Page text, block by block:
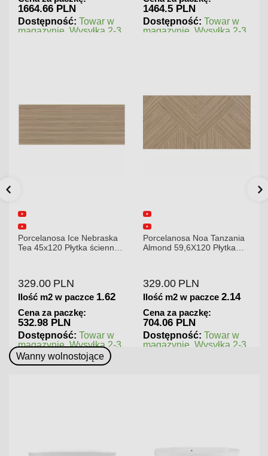
1464.5 PLN
Dostępność: Towar w
magazynie. Wysyłka 2-3
202.5 PLN
Dostępność: Towar w
magazynie. Wysyłka 2-3
ścienna
1.62
w
2-3
Porcelanosa Noa Tanzania
Almond 59,6X120 Płytka
329.00
Ilość m2 w paczce 2.14
Cena za paczkę:
704.06 PLN
Dostępność:
Towar w
magazynie. Wysyłka 2-3
dni.
Porcelanosa Karachi
120x120x8,5mm
379.00
Ilość m2 w paczce
Cena za paczkę:
545.76 PLN
Dostępność:
magazynie.
Wanny wolnostojące